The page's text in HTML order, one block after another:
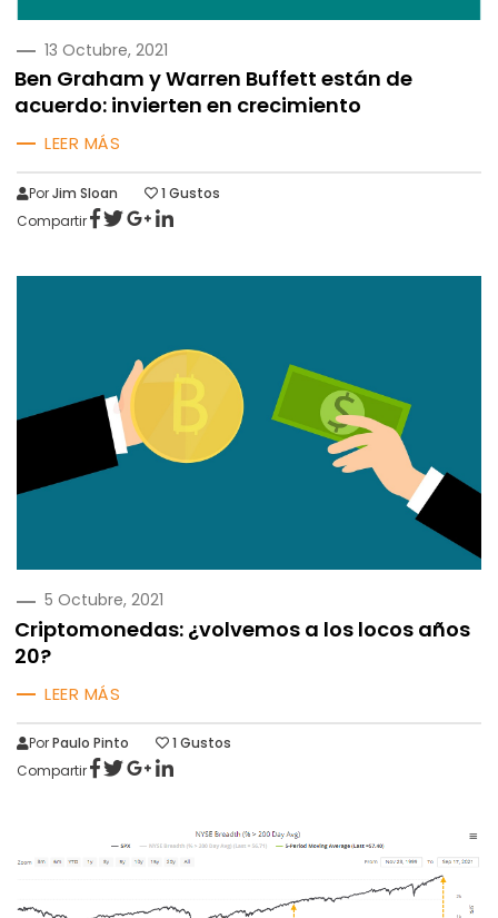
PUBLICADO
13 Octubre, 2021
Ben Graham y Warren Buffett están de
acuerdo: invierten en crecimiento
LEER MÁS
PorJim Sloan 1 Gustos
Compartir
PUBLICADO
5 Octubre, 2021
Criptomonedas: ¿volvemos a los locos años
20?
LEER MÁS
PorPaulo Pinto 1 Gustos
Compartir